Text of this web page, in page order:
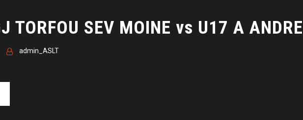
TORFOU SEV MOINE vs U17 A
admin_ASLT